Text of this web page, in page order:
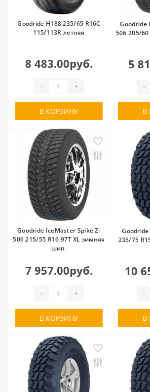
Goodride H188 235/65 R16C
115/113R летняя
8 483.00руб.
- +
В КОРЗИНУ
Goodride
506 205/
5
-
В
Goodride IceMaster Spike Z-
506 215/55 R16 97T XL зимняя
шип.
7 957.00руб.
- +
В КОРЗИНУ
235/75
10
-
В